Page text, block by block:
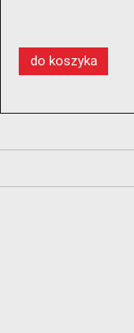
do koszyka